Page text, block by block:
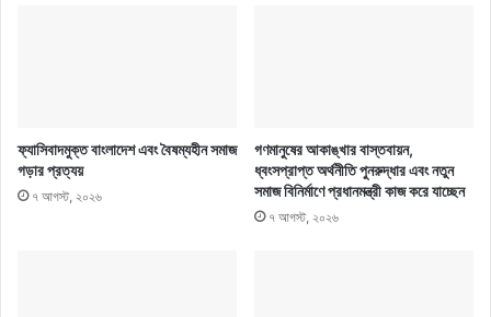
ফ্যাসিবাদমুক্ত বাংলাদেশ এবং বৈষম্যহীন সমাজ
গড়ার প্রত্যয়
৭ আগস্ট, ২০২৬
গণমানুষের আকাঙ্খার বাস্তবায়ন,
ধ্বংসপ্রাপ্ত অর্থনীতি পুনরুদ্ধার এবং নতুন
সমাজ বিনির্মাণে প্রধানমন্ত্রী কাজ করে যাচ্ছেন
৭ আগস্ট, ২০২৬